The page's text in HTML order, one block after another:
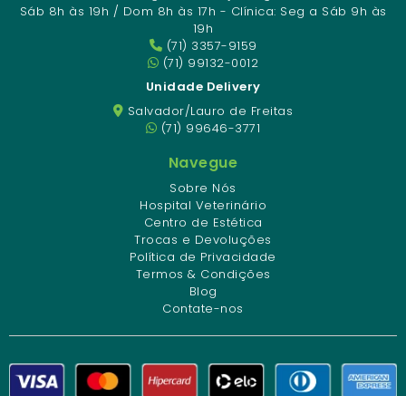
Sáb 8h às 19h / Dom 8h às 17h - Clínica: Seg a Sáb 9h às
19h
(71) 3357-9159
(71) 99132-0012
Unidade Delivery
Salvador/Lauro de Freitas
(71) 99646-3771
Navegue
Sobre Nós
Hospital Veterinário
Centro de Estética
Trocas e Devoluções
Política de Privacidade
Termos & Condições
Blog
Contate-nos